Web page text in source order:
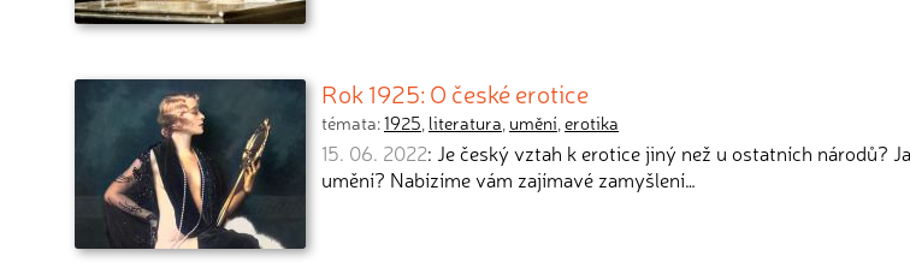
Rok 1925: O české erotice
témata:1925, literatura, umění,erotika
15. 06. 2022: Je český vztah k erotice jiný než u ostatních národů?
umění? Nabízíme vám zajímavé zamyšlení…